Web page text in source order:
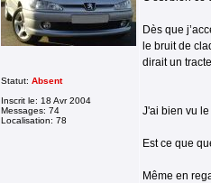
Statut: Absent
Inscrit le: 18 Avr 2004
Messages: 74
Localisation: 78
Dès que
le bruit de
dirait un
J'ai bien vu
Est ce que
Même en